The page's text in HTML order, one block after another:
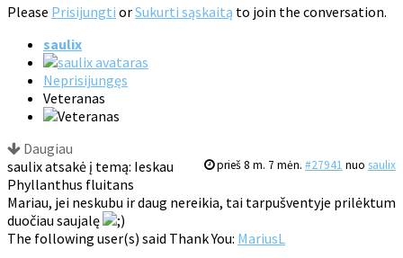
Please Prisijungti orSukurti sąskaitą to join the conversation.
saulix
Neprisijungęs
Veteranas
Daugiau
prieš 8 m. 7 mėn. #27941 nuo saulix
saulix atsakė į temą: Ieskau
Phyllanthus fluitans
Mariau, jei neskubu ir daug nereikia, tai tarpušventyje prilėktum
duočiau saujalę
The following user(s) said Thank You: MariusL